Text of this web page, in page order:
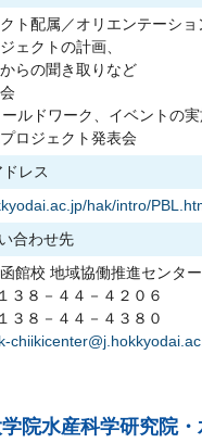
ト配属／オリエンテーショ
ェクトの計画、
聞き取りなど
ルドワーク、イベントの
ロジェクト発表会
レス
hak/intro/
合わせ先
館校 地域協働推進センター
３８－４４－４２０６
３８－４４－４３８０
院水産科学研究院